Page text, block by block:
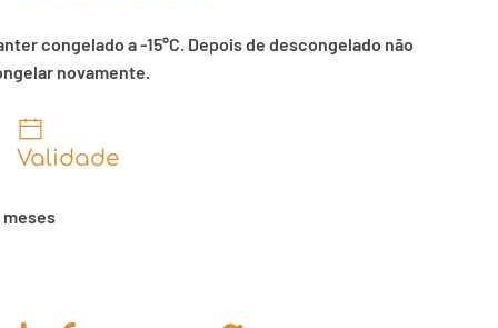
congelado a -15°C. Depois de descongelado não
novamente.
Validade
meses